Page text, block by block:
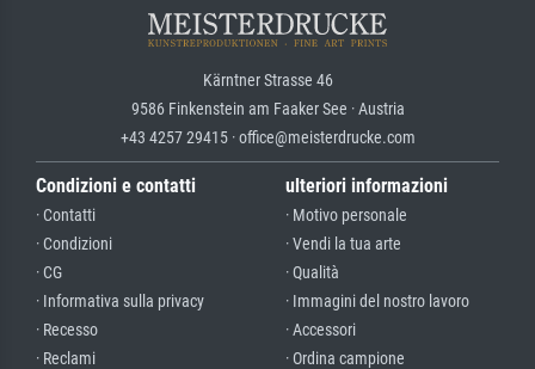
Kärntner Strasse 46
9586 Finkenstein am Faaker See · Austria
+43 4257 29415 · office@meisterdrucke.com
Condizioni e contatti
· Contatti
· Condizioni
· CG
· Informativa sulla privacy
· Recesso
· Reclami
ulteriori informazioni
· Motivo personale
· Vendi la tua arte
· Qualità
· Immagini del nostro lavoro
· Accessori
· Ordina campione